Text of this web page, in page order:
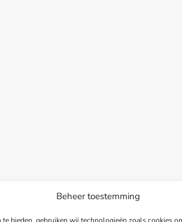
Beheer toestemming